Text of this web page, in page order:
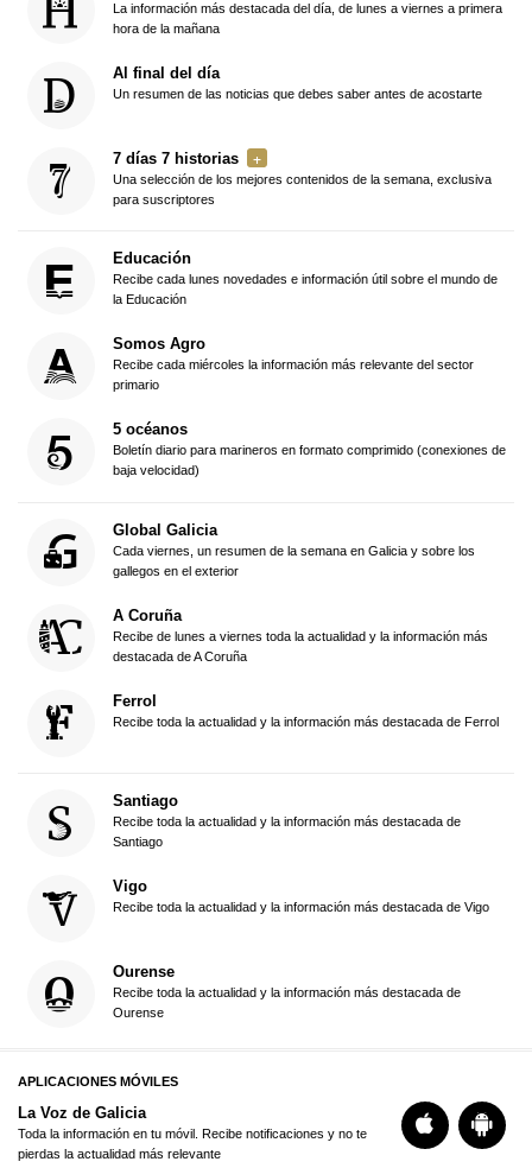
La información más destacada del día, de lunes a viernes a primera
hora de la mañana
Al final del día
Un resumen de las noticias que debes saber antes de acostarte
7 días 7 historias
Una selección de los mejores contenidos de la semana, exclusiva
para suscriptores
Educación
Recibe cada lunes novedades e información útil sobre el mundo de
la Educación
Somos Agro
Recibe cada miércoles la información más relevante del sector
primario
5 océanos
Boletín diario para marineros en formato comprimido (conexiones de
baja velocidad)
Global Galicia
Cada viernes, un resumen de la semana en Galicia y sobre los
gallegos en el exterior
A Coruña
Recibe de lunes a viernes toda la actualidad y la información más
destacada de A Coruña
Ferrol
Recibe toda la actualidad y la información más destacada de Ferrol
Santiago
Recibe toda la actualidad y la información más destacada de
Santiago
Vigo
Recibe toda la actualidad y la información más destacada de Vigo
Ourense
Recibe toda la actualidad y la información más destacada de
Ourense
APLICACIONES MÓVILES
La Voz de Galicia
Toda la información en tu móvil. Recibe notificaciones y no te
pierdas la actualidad más relevante